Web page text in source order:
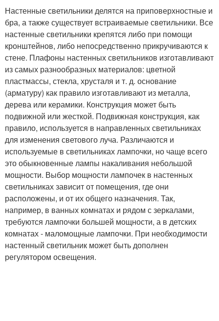
Настенные светильники делятся на приповерхностные и
бра, а также существует встраиваемые светильники. Все
настенные светильники крепятся либо при помощи
кронштейнов, либо непосредственно прикручиваются к
стене. Плафоны настенных светильников изготавливают
из самых разнообразных материалов: цветной
пластмассы, стекла, хрусталя и т. д. основание
(арматуру) как правило изготавливают из металла,
дерева или керамики. Конструкция может быть
подвижной или жесткой. Подвижная конструкция, как
правило, используется в направленных светильниках
для изменения светового луча. Различаются и
используемые в светильниках лампочки, но чаще всего
это обыкновенные лампы накаливания небольшой
мощности. Выбор мощности лампочек в настенных
светильниках зависит от помещения, где они
расположены, и от их общего назначения. Так,
например, в ванных комнатах и рядом с зеркалами,
требуются лампочки большей мощности, а в детских
комнатах - маломощные лампочки. При необходимости
настенный светильник может быть дополнен
регулятором освещения.